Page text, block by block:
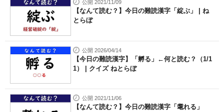
公開 2021/11/09
【なんて読む？】今日の難読漢字「綻ぶ」 | ね
とらぼ
公開 2026/04/14
【今日の難読漢字】「孵る」←何と読む？（1/1
1） | クイズ ねとらぼ
公開 2021/11/06
【なんて読む？】今日の難読漢字「耄れる」